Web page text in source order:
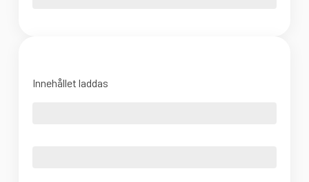
Innehållet laddas